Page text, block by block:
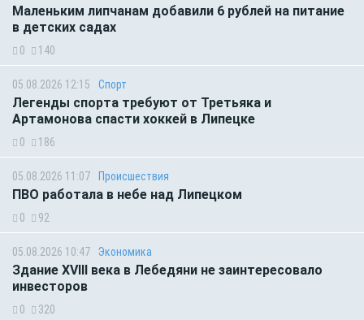
Маленьким липчанам добавили 6 рублей на питание
в детских садах
0 140
05.08.2026 12:15 Спорт
Легенды спорта требуют от Третьяка и
Артамонова спасти хоккей в Липецке
0 186
05.08.2026 11:07 Происшествия
ПВО работала в небе над Липецком
0 92
05.08.2026 10:47 Экономика
Здание XVIII века в Лебедяни не заинтересовало
инвесторов
0 320